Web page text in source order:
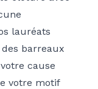
lauréats
barreaux
cause
votre motif